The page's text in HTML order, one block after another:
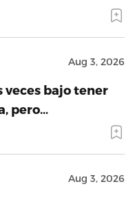
Aug 3, 2026
veces bajo tener
pero…
Aug 3, 2026